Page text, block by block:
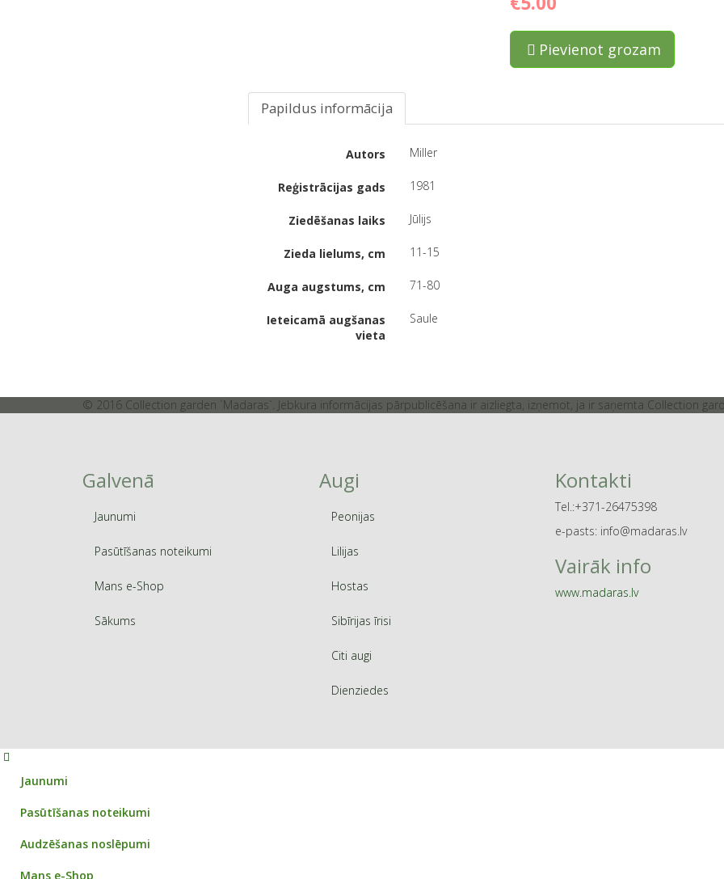
Pievienot grozam
Papildus informācija
Autors Miller
Reģistrācijas gads 1981
Ziedēšanas laiks Jūlijs
Zieda lielums, cm 11-15
Auga augstums, cm 71-80
Ieteicamā augšanas
vieta
Saule
© 2016 Collection garden `Madaras`. Jebkura informācijas pārpublicēšana ir aizliegta, izņemot, ja ir saņemta Collection
Galvenā
Jaunumi
Pasūtīšanas noteikumi
Mans e-Shop
Sākums
Augi
Peonijas
Lilijas
Hostas
Sibīrijas īrisi
Citi augi
Dienziedes
Kontakti
Tel.:+371-26475398
e-pasts: info@madaras.lv
Vairāk info
www.madaras.lv
Jaunumi
Pasūtīšanas noteikumi
Audzēšanas noslēpumi
Mans e-Shop